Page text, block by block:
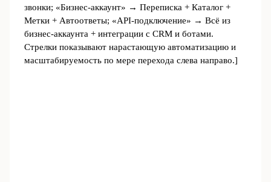
звонки; «Бизнес‑аккаунт» → Переписка + Каталог +
Метки + Автоответы; «API‑подключение» → Всё из
бизнес‑аккаунта + интеграции с CRM и ботами.
Стрелки показывают нарастающую автоматизацию и
масштабируемость по мере перехода слева направо.]